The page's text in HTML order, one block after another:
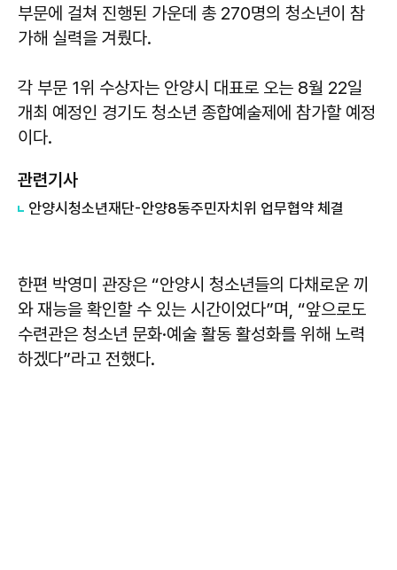
부문에 걸쳐 진행된 가운데 총 270명의 청소년이 참
가해 실력을 겨뤘다.
각 부문 1위 수상자는 안양시 대표로 오는 8월 22일
개최 예정인 경기도 청소년 종합예술제에 참가할 예정
이다.
관련기사
안양시청소년재단-안양8동주민자치위 업무협약 체결
한편 박영미 관장은 “안양시 청소년들의 다채로운 끼
와 재능을 확인할 수 있는 시간이었다”며, “앞으로도
수련관은 청소년 문화·예술 활동 활성화를 위해 노력
하겠다”라고 전했다.